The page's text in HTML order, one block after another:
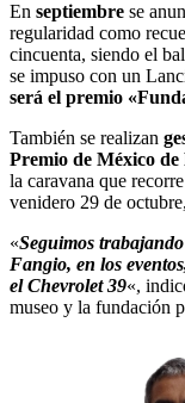
En septiembre se
regularidad como
cincuenta, siendo el
se impuso con un
será el premio
También se realizan
Premio de México de
la caravana que
venidero 29 de
«Seguimos
Fangio, en los
el Chevrolet 39«,
museo y la fundación